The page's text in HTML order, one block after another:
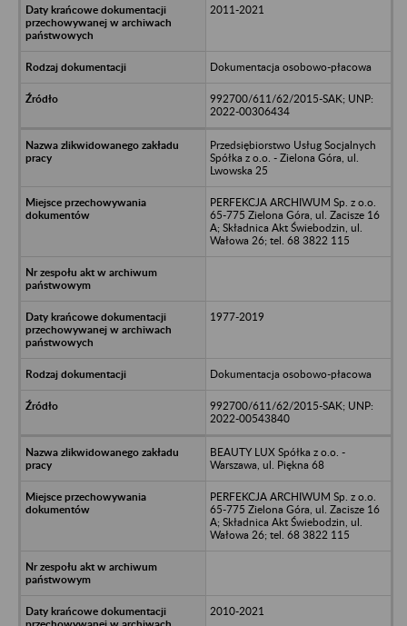
2011-2021
Dokumentacja osobowo-płacowa
992700/611/62/2015-SAK; UNP:
2022-00306434
Przedsiębiorstwo Usług Socjalnych
Spółka z o.o. - Zielona Góra, ul.
Lwowska 25
PERFEKCJA ARCHIWUM Sp. z o.o.
65-775 Zielona Góra, ul. Zacisze 16
A; Składnica Akt Świebodzin, ul.
Wałowa 26; tel. 68 3822 115
1977-2019
Dokumentacja osobowo-płacowa
992700/611/62/2015-SAK; UNP:
2022-00543840
BEAUTY LUX Spółka z o.o. -
Warszawa, ul. Piękna 68
PERFEKCJA ARCHIWUM Sp. z o.o.
65-775 Zielona Góra, ul. Zacisze 16
A; Składnica Akt Świebodzin, ul.
Wałowa 26; tel. 68 3822 115
2010-2021